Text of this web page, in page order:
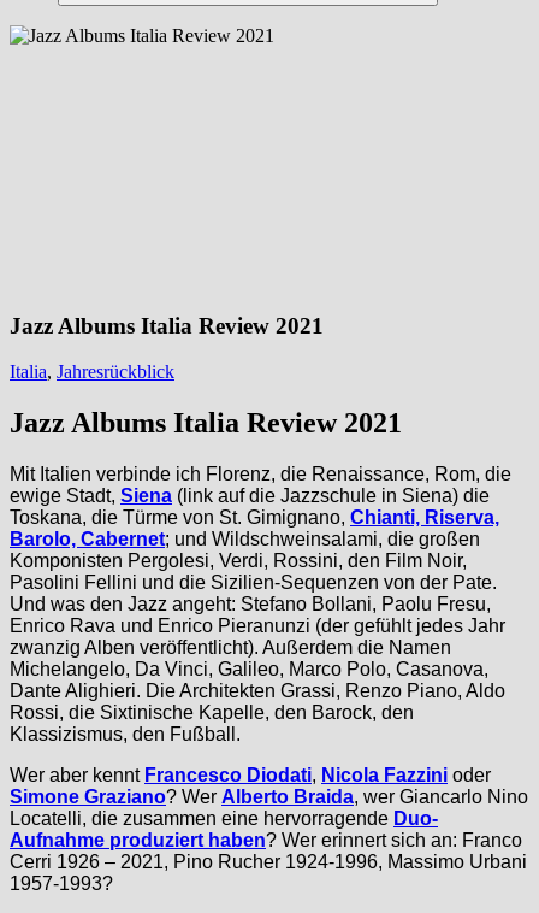
Suchen
Jazz Albums Italia Review 2021
Italia, Jahresrückblick
Jazz Albums Italia Review 2021
Mit Italien verbinde ich Florenz, die Renaissance, Rom, die
ewige Stadt, Siena (link auf die Jazzschule in Siena) die
Toskana, die Türme von St. Gimignano, Chianti, Riserva,
Barolo, Cabernet; und Wildschweinsalami, die großen
Komponisten Pergolesi, Verdi, Rossini, den Film Noir,
Pasolini Fellini und die Sizilien-Sequenzen von der Pate.
Und was den Jazz angeht: Stefano Bollani, Paolu Fresu,
Enrico Rava und Enrico Pieranunzi (der gefühlt jedes Jahr
zwanzig Alben veröffentlicht). Außerdem die Namen
Michelangelo, Da Vinci, Galileo, Marco Polo, Casanova,
Dante Alighieri. Die Architekten Grassi, Renzo Piano, Aldo
Rossi, die Sixtinische Kapelle, den Barock, den
Klassizismus, den Fußball.
Wer aber kennt Francesco Diodati, Nicola Fazzini oder
Simone Graziano? Wer Alberto Braida, wer Giancarlo Nino
Locatelli, die zusammen eine hervorragende Duo-
Aufnahme produziert haben? Wer erinnert sich an: Franco
Cerri 1926 – 2021, Pino Rucher 1924-1996, Massimo Urbani
1957-1993?